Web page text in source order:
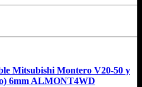
Mitsubishi Montero V20-50 y
6mm ALMONT4WD